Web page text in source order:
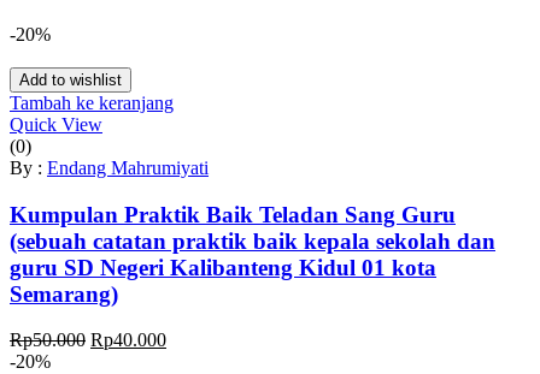
-20%
Add to wishlist
Tambah ke keranjang
Quick View
(0)
By : Endang Mahrumiyati
Kumpulan Praktik Baik Teladan Sang Guru
(sebuah catatan praktik baik kepala sekolah dan
guru SD Negeri Kalibanteng Kidul 01 kota
Semarang)
Rp50.000 Rp40.000
-20%